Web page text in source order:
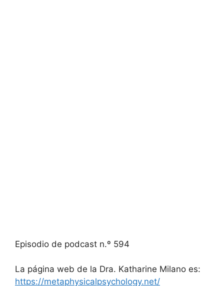
Episodio de podcast n.º 594
La página web de la Dra. Katharine Milano es:
https://metaphysicalpsychology.net/